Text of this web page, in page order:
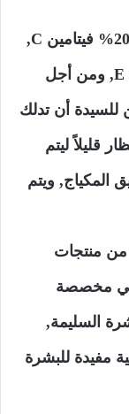
يساعد على تفتيح البشرة, ويحتوي على 20% فيتامين C,
مع مزيج من الأحماض الأمينية, وفيتامين E, ومن أجل
للسيدة أن تدلك
قليلاً ليتم
المكياج, ويتم
من منتجات
مخصصة
السليمة,
مفيدة للبشرة